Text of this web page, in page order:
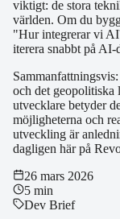
viktigt: de stora
världen. Om du
"Hur integrerar vi
iterera snabbt på
och det geopolitiska
utvecklare betyder
möjligheterna och
utveckling är
dagligen här på
26 mars 2026
5 min
Dev Brief